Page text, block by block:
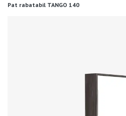
Pat rabatabil TANGO 140